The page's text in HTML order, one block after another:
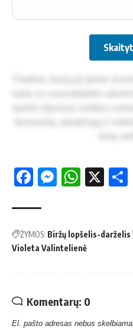
Facebook
X
ŽYMOS: Biržų lopšelis-darželis
Violeta Valintelienė
Komentarų: 0
El. pašto adresas nebus